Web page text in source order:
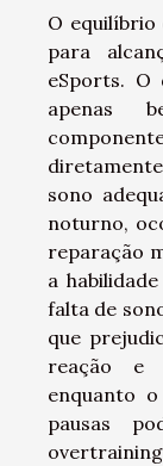
O
para
eSports. O
apenas
sono
noturno,
reparação
a
falta de
que
reação e
enquanto
pausas